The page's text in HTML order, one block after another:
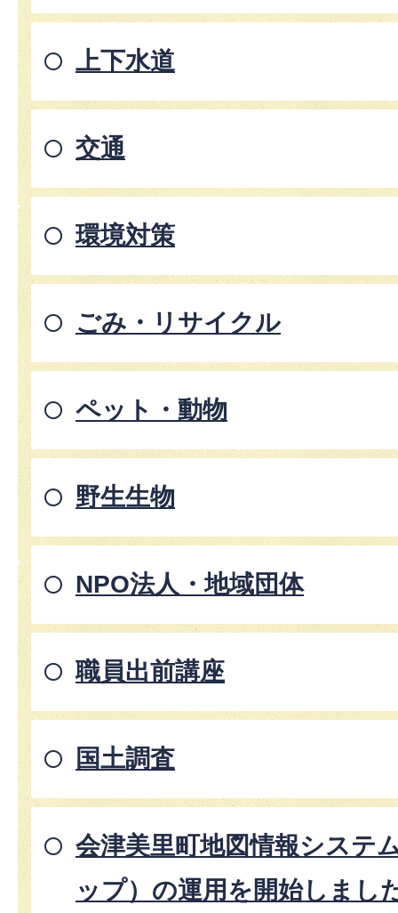
上下水道
交通
環境対策
ごみ・リサイクル
ペット・動物
野生生物
NPO法人・地域団体
職員出前講座
国土調査
会津美里町地図情報システ
ップ）の運用を開始しまし